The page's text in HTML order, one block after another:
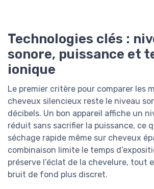
Technologies clés :
sonore, puissance et
ionique
Le premier critère pour comparer les
cheveux silencieux reste le niveau
décibels. Un bon appareil affiche un
réduit sans sacrifier la puissance, ce
séchage rapide même sur cheveux
combinaison limite le temps
préserve l’éclat de la chevelure, tout
bruit de fond plus discret.